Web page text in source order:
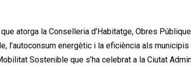
atorga la Conselleria d’Habitatge, Obres
energètic i la eficiència als
Sostenible que s’ha celebrat a la Ciutat